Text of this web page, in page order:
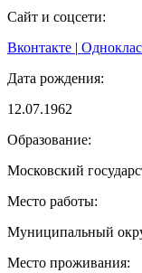
Сайт и соцсети:
Вконтакте |
Дата рождения:
12.07.1962
Образование:
Московский
Место работы:
Муниципальный
Место проживания: